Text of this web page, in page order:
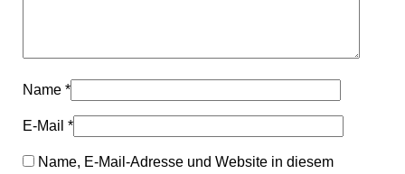
Name *
E-Mail *
Name, E-Mail-Adresse und Website in diesem